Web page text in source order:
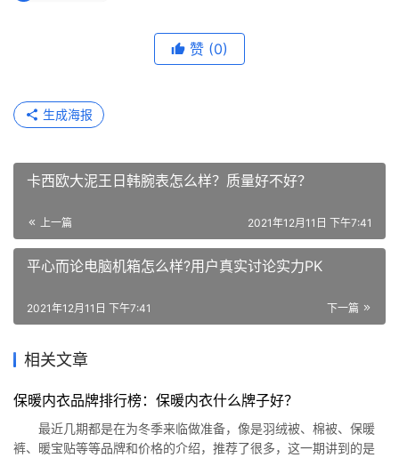
赞 (0)
生成海报
卡西欧大泥王日韩腕表怎么样？质量好不好？
上一篇 2021年12月11日 下午7:41
平心而论电脑机箱怎么样?用户真实讨论实力PK
下一篇
2021年12月11日 下午7:41
相关文章
保暖内衣品牌排行榜：保暖内衣什么牌子好？
最近几期都是在为冬季来临做准备，像是羽绒被、棉被、保暖
裤、暖宝贴等等品牌和价格的介绍，推荐了很多，这一期讲到的是